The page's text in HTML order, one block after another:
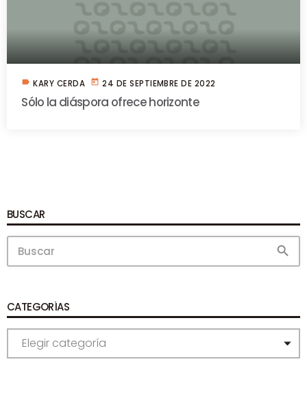
label KARY CERDA today 24 DE SEPTIEMBRE DE 2022
Sólo la diáspora ofrece horizonte
BUSCAR
search
CATEGORÍAS
C
T